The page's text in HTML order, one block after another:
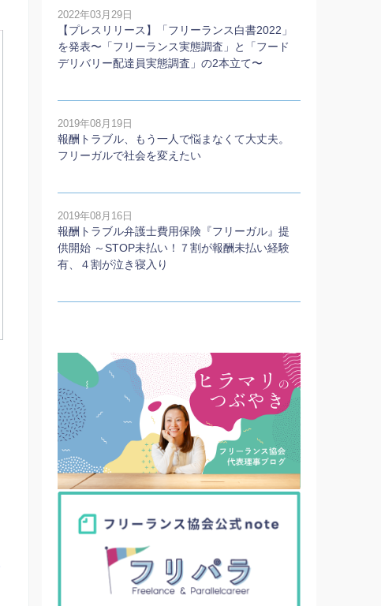
2022年03月29日
【プレスリリース】「フリーランス白書2022」
を発表〜「フリーランス実態調査」と「フード
デリバリー配達員実態調査」の2本⽴て〜
2019年08月19日
報酬トラブル、もう一人で悩まなくて大丈夫。
フリーガルで社会を変えたい
2019年08月16日
報酬トラブル弁護士費用保険『フリーガル』提
供開始 ～STOP未払い！７割が報酬未払い経験
有、４割が泣き寝入り